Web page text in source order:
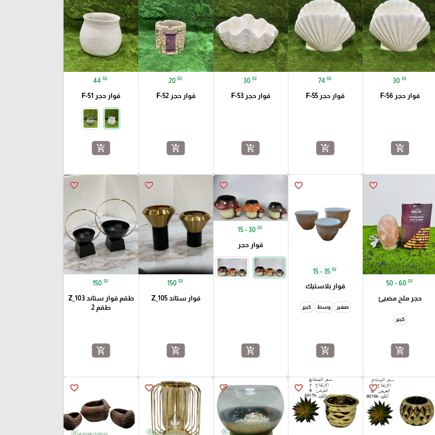
30 ₪
قوار حجر F-56
add_shopping_cart
74 ₪
قوار حجر F-55
add_shopping_cart
30 ₪
قوار حجر F-53
add_shopping_cart
20 ₪
قوار حجر F-52
add_shopping_cart
44 ₪
قوار حجر F-51
add_shopping_cart
favorite_border
50 - 60 ₪
حجر ملح مضيئ
كبير
add_shopping_cart
favorite_border
15 - 35 ₪
قوار بلاستيك
صغير وسط كبير
add_shopping_cart
favorite_border
15 - 30 ₪
قوار حجر
add_shopping_cart
favorite_border
150 ₪
قوار ستاند Z_105
add_shopping_cart
favorite_border
150 ₪
طقم قوار ستاند Z_103
طقم 2
add_shopping_cart
favorite_border
favorite_border
favorite_border
favorite_border
favorite_border